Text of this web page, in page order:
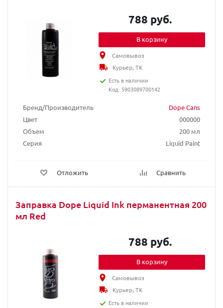
Бренд/Производитель
Dope Cans
Цвет
000000
Объем
200 мл
Серия
Liquid Paint
Отложить Сравнить
788 руб.
В корзину
Самовывоз
Курьер, ТК
Есть в наличии
Код: 5903089700142
Заправка Dope Liquid Ink перманентная 200
мл Red
788 руб.
В корзину
Самовывоз
Курьер, ТК
Есть в наличии